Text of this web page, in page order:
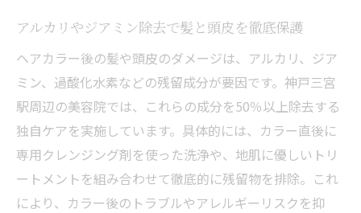
ラー
介
三宮の美容院発・自然な髪色の作り方の工
夫
髪質や悩みに合う施術方法を美容院で相談
最新技術で健康な髪を保つカラー体験の実
際
アルカリやジアミン除去で髪と頭皮を徹底保護
ヘアカラー後の髪や頭皮のダメージは、アルカリ、ジア
ミン、過酸化水素などの残留成分が要因です。神戸三宮
駅周辺の美容院では、これらの成分を50％以上除去する
独自ケアを実施しています。具体的には、カラー直後に
専用クレンジング剤を使った洗浄や、地肌に優しいトリ
ートメントを組み合わせて徹底的に残留物を排除。これ
により、カラー後のトラブルやアレルギーリスクを抑